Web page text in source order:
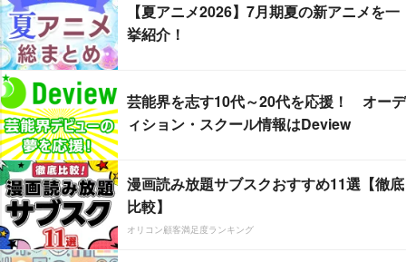
【夏アニメ2026】7月期夏の新アニメを一
挙紹介！
芸能界を志す10代～20代を応援！ オーデ
ィション・スクール情報はDeview
漫画読み放題サブスクおすすめ11選【徹底
比較】
オリコン顧客満足度ランキング